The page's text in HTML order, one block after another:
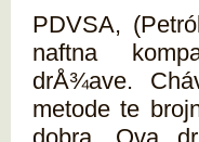
PDVSA,
naftna
drÅ¾ave.
metode te